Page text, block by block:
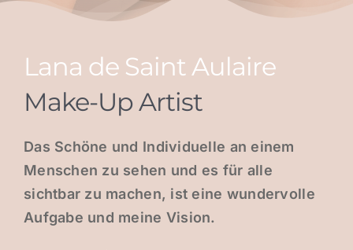
Lana de Saint Aulaire
Make-Up Artist
Das Schöne und Individuelle an einem
Menschen zu sehen und es für alle
sichtbar zu machen, ist eine wundervolle
Aufgabe und meine Vision.